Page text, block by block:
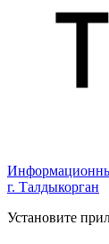
г. Талдыкорган
Установите